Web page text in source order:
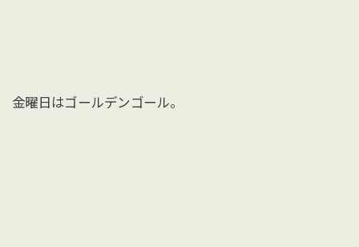
金曜日はゴールデンゴール。